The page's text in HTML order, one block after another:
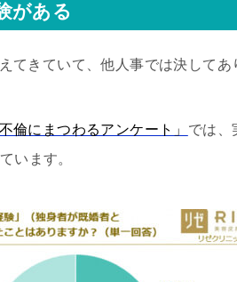
がある
てきていて、他人事では決してあ
倫にまつわるアンケート」 では、
います。